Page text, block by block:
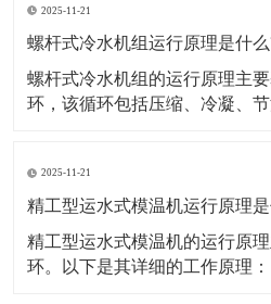
正常范围内运行。 记录运行数
及时采取措施。 清洁与除尘：
2025-11-21
螺杆式冷水机组运行原理是什么
螺杆式冷水机组的运行原理主
环，该循环包括压缩、冷凝、
电动机）通过压缩机叶轮对其
的压力提高并进入冷凝器。与此
2025-11-21
精工型运水式模温机运行原理
精工型运水式模温机的运行原
环。以下是其详细的工作原理： 一、工作原理概述 运水